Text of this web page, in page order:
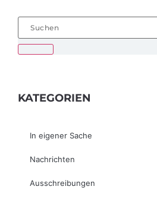
KATEGORIEN
In eigener Sache
Nachrichten
Ausschreibungen